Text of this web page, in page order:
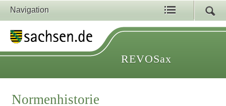
Navigation
REVOSax
Normenhistorie